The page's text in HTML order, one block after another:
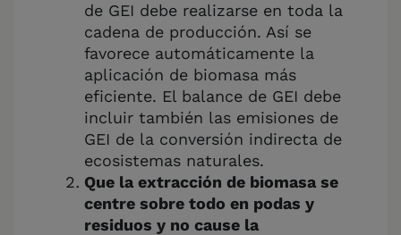
de GEI debe realizarse en toda la
cadena de producción. Así se
favorece automáticamente la
aplicación de biomasa más
eficiente. El balance de GEI debe
incluir también las emisiones de
GEI de la conversión indirecta de
ecosistemas naturales.
Que la extracción de biomasa se
centre sobre todo en podas y
residuos y no cause la